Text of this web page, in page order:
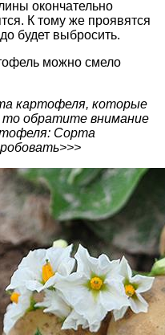
окончательно
К тому же проявятся
будет выбросить.
можно смело
картофеля, которые
то обратите внимание
Сорта